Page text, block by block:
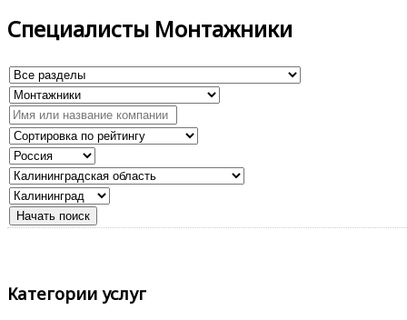
Специалисты Монтажники
Категории услуг